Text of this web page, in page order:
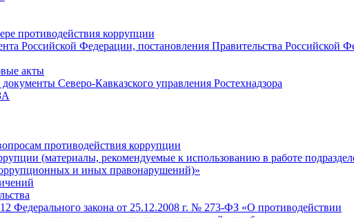
противодействия коррупции
Российской Федерации, постановления Правительства Российской
акты
Северо-Кавказского управления Ростехнадзора
противодействия коррупции
(материалы, рекомендуемые к использованию в работе
и иных правонарушений)»
12 Федерального закона от 25.12.2008 г. № 273-ФЗ «О противодействии